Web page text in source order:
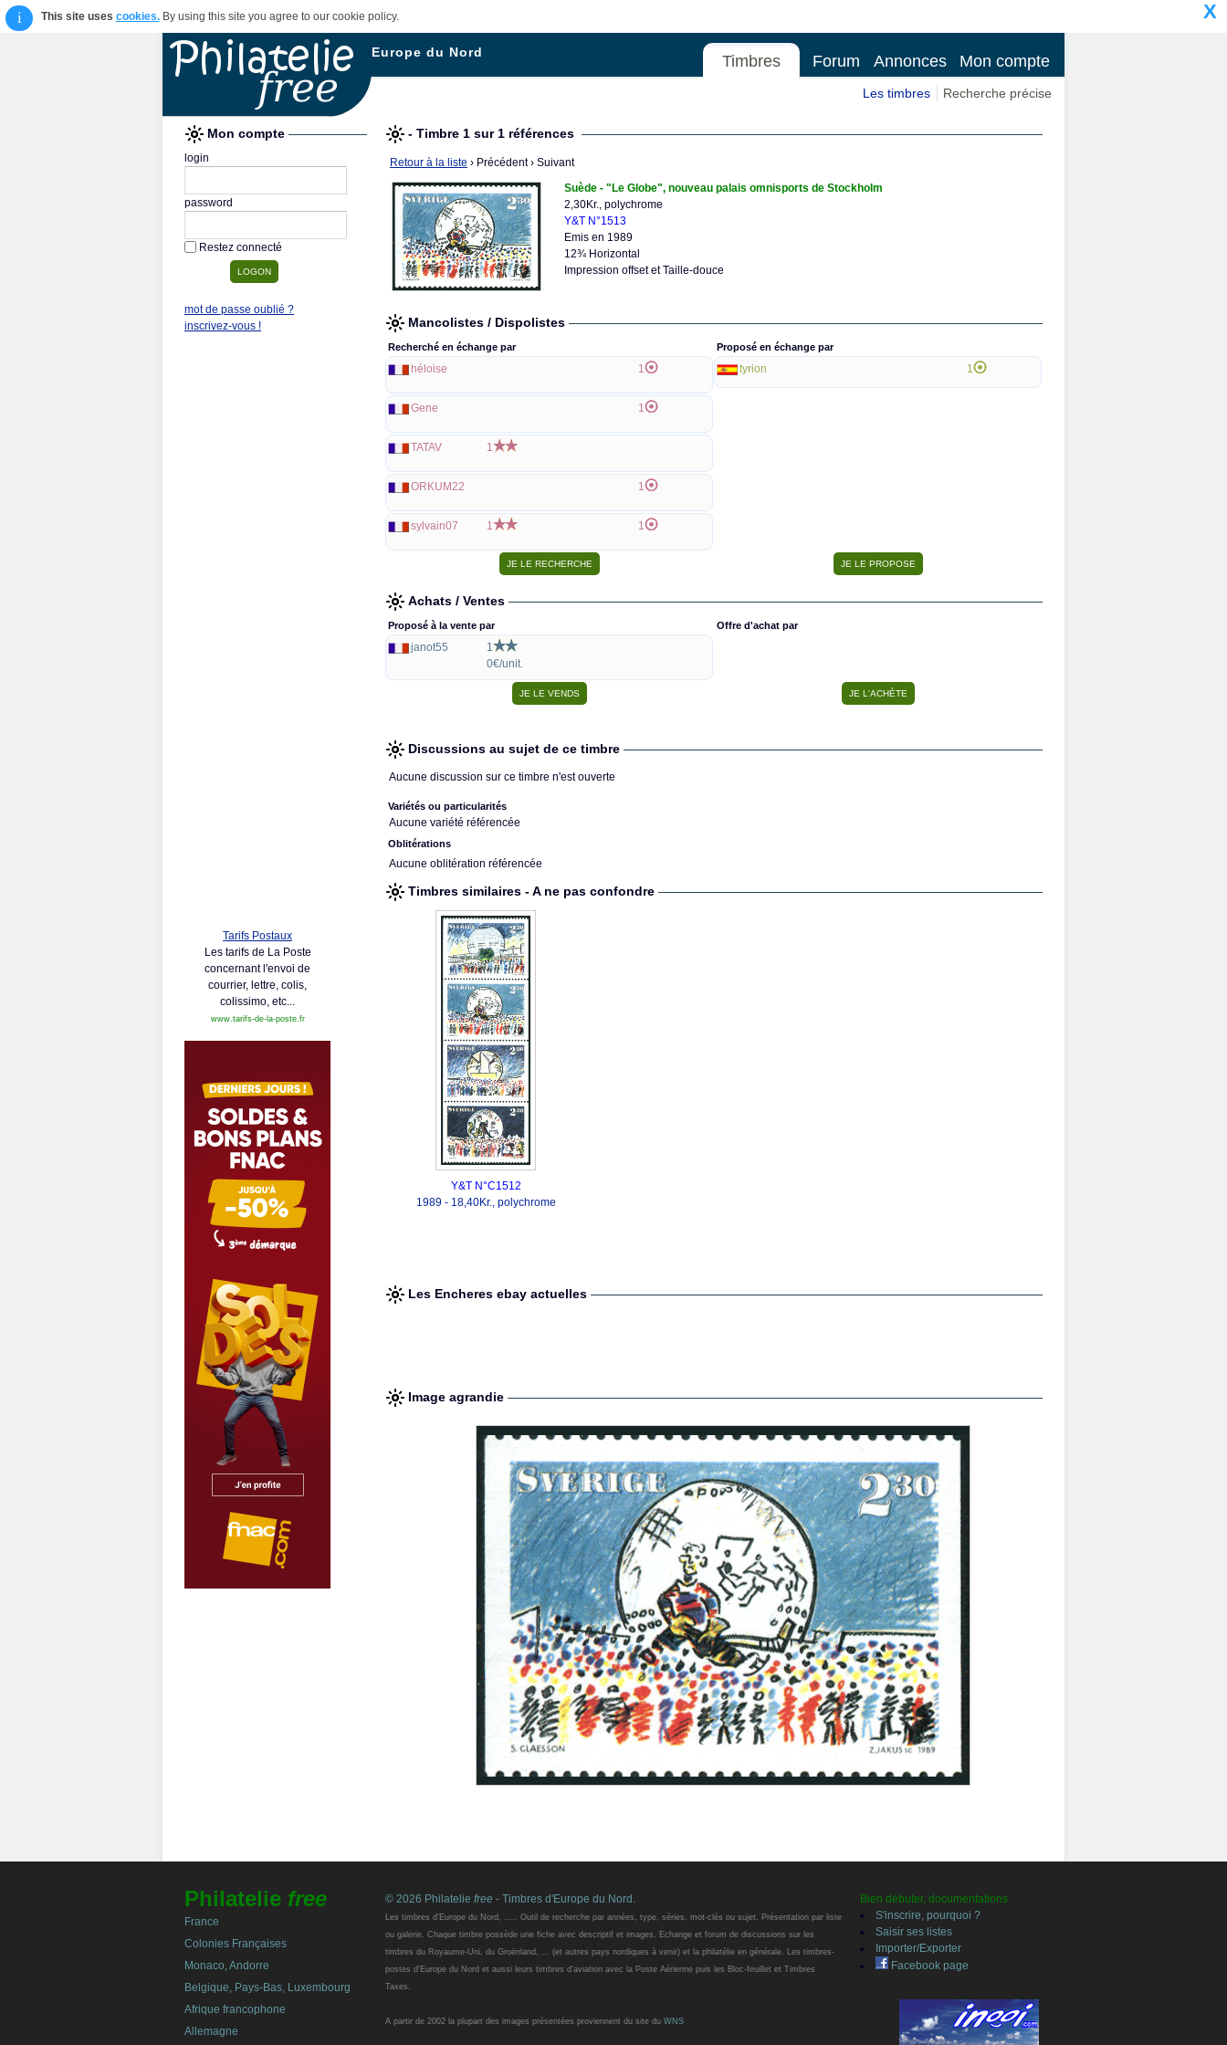
i This site uses cookies.By using this site you agree to our cookie policy. X
Europe du Nord Timbres Forum Annonces Mon compte
Les timbres Recherche précise
Mon compte
login
password
Restez connecté
mot de passe oublié ?
inscrivez-vous !
Tarifs Postaux
Les tarifs de La Poste
concernant l'envoi de
courrier, lettre, colis,
colissimo, etc...
www.tarifs-de-la-poste.fr
- Timbre 1 sur 1 références
Retour à la liste › Précédent› Suivant
Suède - "Le Globe", nouveau palais omnisports de Stockholm
2,30Kr., polychrome
Y&T N°1513
Emis en 1989
12¾ Horizontal
Impression offset et Taille-douce
Mancolistes / Dispolistes
Recherché en échange par
héloise 1
Gene 1
TATAV 1
ORKUM22 1
sylvain07 1 1
Proposé en échange par
tyrion 1
Achats / Ventes
Proposé à la vente par
janot55
1
0€/unit.
Offre d'achat par
Discussions au sujet de ce timbre
Aucune discussion sur ce timbre n'est ouverte
Variétés ou particularités
Aucune variété référencée
Oblitérations
Aucune oblitération référencée
Timbres similaires - A ne pas confondre
Y&T N°C1512
1989 - 18,40Kr., polychrome
Les Encheres ebay actuelles
Image agrandie
Philatelie free
France
Colonies Françaises
Monaco, Andorre
Belgique, Pays-Bas, Luxembourg
Afrique francophone
Allemagne
© 2026 Philatelie free - Timbres d'Europe du Nord.
Les timbres d'Europe du Nord, ..... Outil de recherche par années, type, séries, mot-clés ou sujet. Présentation par liste
ou galerie. Chaque timbre possède une fiche avec descriptif et images. Echange et forum de discussions sur les
timbres du Royaume-Uni, du Groënland, ... (et autres pays nordiques à venir) et la philatélie en générale. Les timbres-
postes d'Europe du Nord et aussi leurs timbres d'aviation avec la Poste Aérienne puis les Bloc-feuillet et Timbres
Taxes.
A partir de 2002 la plupart des images présentées proviennent du site du WNS
Bien débuter, documentations
S'inscrire, pourquoi ?
Saisir ses listes
Importer/Exporter
Facebook page